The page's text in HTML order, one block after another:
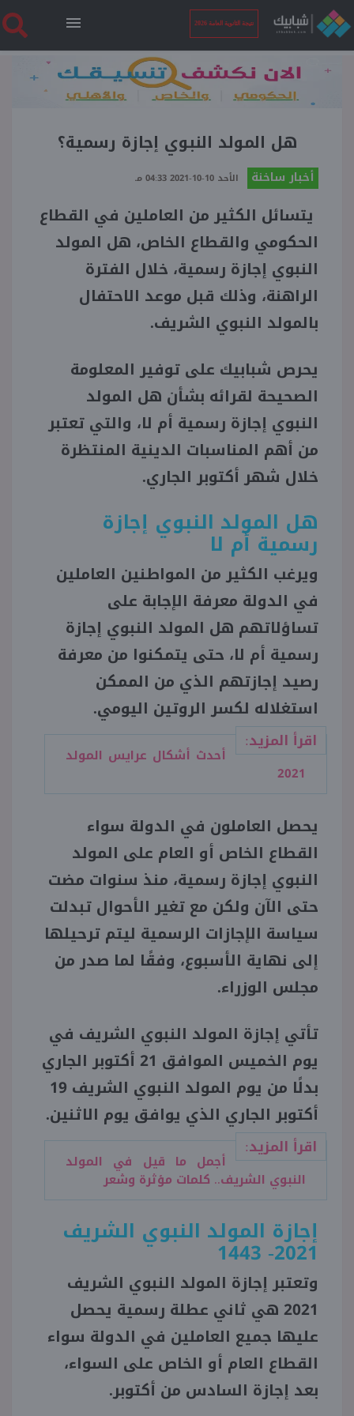
نتيجة الثانوية العامة 2026
الرئيسية
نتيجة الثانوية العامة 2026
أخبار ساخنة
فنجان قهوة
بوابة الطلبة
ملفات
منوعات
هل المولد النبوي إجازة رسمية؟
أخبار ساخنة الأحد 10-10-2021 04:33 مـ
يتسائل الكثير من العاملين في القطاع
الحكومي والقطاع الخاص، هل المولد
النبوي إجازة رسمية، خلال الفترة
الراهنة، وذلك قبل موعد الاحتفال
بالمولد النبوي الشريف.
يحرص شبابيك على توفير المعلومة
الصحيحة لقرائه بشأن هل المولد
النبوي إجازة رسمية أم لا، والتي تعتبر
من أهم المناسبات الدينية المنتظرة
خلال شهر أكتوبر الجاري.
هل المولد النبوي إجازة
رسمية أم لا
ويرغب الكثير من المواطنين العاملين
في الدولة معرفة الإجابة على
تساؤلاتهم هل المولد النبوي إجازة
رسمية أم لا، حتى يتمكنوا من معرفة
رصيد إجازتهم الذي من الممكن
استغلاله لكسر الروتين اليومي.
اقرأ المزيد:
أحدث أشكال عرايس المولد
2021
يحصل العاملون في الدولة سواء
القطاع الخاص أو العام على المولد
النبوي إجازة رسمية، منذ سنوات مضت
حتى الآن ولكن مع تغير الأحوال تبدلت
سياسة الإجازات الرسمية ليتم ترحيلها
إلى نهاية الأسبوع، وفقًا لما صدر من
مجلس الوزراء.
تأتي إجازة المولد النبوي الشريف في
يوم الخميس الموافق 21 أكتوبر الجاري
بدلًا من يوم المولد النبوي الشريف 19
أكتوبر الجاري الذي يوافق يوم الاثنين.
اقرأ المزيد:
أجمل ما قيل في المولد
النبوي الشريف.. كلمات مؤثرة وشعر
إجازة المولد النبوي الشريف
2021-
1443
وتعتبر إجازة المولد النبوي الشريف
2021 هي ثاني عطلة رسمية يحصل
عليها جميع العاملين في الدولة سواء
القطاع العام أو الخاص على السواء،
بعد إجازة السادس من أكتوبر.